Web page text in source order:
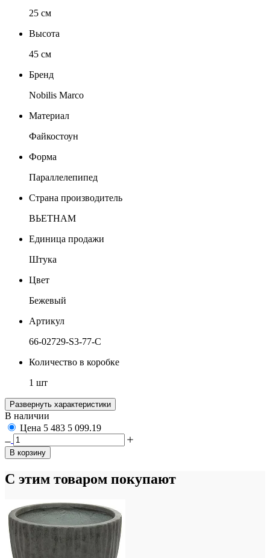
25 см
Высота
45 см
Бренд
Nobilis Marco
Материал
Файкостоун
Форма
Параллелепипед
Страна производитель
ВЬЕТНАМ
Единица продажи
Штука
Цвет
Бежевый
Артикул
66-02729-S3-77-C
Количество в коробке
1 шт
Развернуть характеристики
В наличии
Цена 5 483 5 099.19
В корзину
С этим товаром покупают